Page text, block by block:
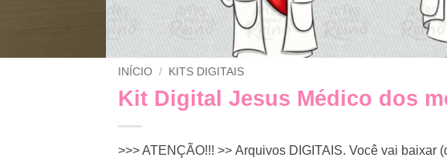
INÍCIO / KITS DIGITAIS
Kit Digital Jesus Médico dos
>>> ATENÇÃO!!! >> Arquivos DIGITAIS. Você vai baixar